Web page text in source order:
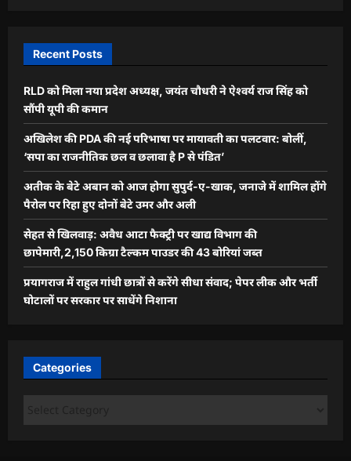
Recent Posts
RLD को मिला नया प्रदेश अध्यक्ष, जयंत चौधरी ने ऐश्वर्य राज सिंह को
सौंपी यूपी की कमान
अखिलेश की PDA की नई परिभाषा पर मायावती का पलटवार: बोलीं,
‘सपा का राजनीतिक छल व छलावा है P से पंडित’
अतीक के बेटे अबान को आज होगा सुपुर्द-ए-खाक, जनाजे में शामिल होंगे
पैरोल पर रिहा हुए दोनों बेटे उमर और अली
सेहत से खिलवाड़: अवैध आटा फैक्ट्री पर खाद्य विभाग की
छापेमारी,2,150 किग्रा टैल्कम पाउडर की 43 बोरियां जब्त
प्रयागराज में राहुल गांधी छात्रों से करेंगे सीधा संवाद; पेपर लीक और भर्ती
घोटालों पर सरकार पर साधेंगे निशाना
Categories